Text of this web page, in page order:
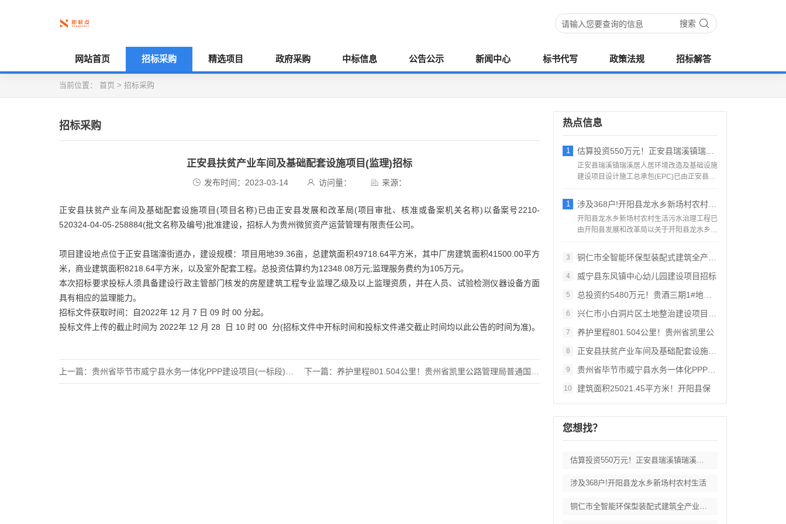
搜索
网站首页 招标采购 精选项目 政府采购 中标信息 公告公示 新闻中心 标书代写 政策法规 招标解答
当前位置： 首页 > 招标采购
招标采购
正安县扶贫产业车间及基础配套设施项目(监理)招标
发布时间：2023-03-14 访问量： 来源：
正安县扶贫产业车间及基础配套设施项目(项目名称)已由正安县发展和改革局(项目审批、核准或备案机关名称)以备案号2210-
520324-04-05-258884(批文名称及编号)批准建设，招标人为贵州微贸资产运营管理有限责任公司。
项目建设地点位于正安县瑞濠街道办，建设规模：项目用地39.36亩，总建筑面积49718.64平方米，其中厂房建筑面积41500.00平方
米，商业建筑面积8218.64平方米，以及室外配套工程。总投资估算约为12348.08万元;监理服务费约为105万元。
本次招标要求投标人须具备建设行政主管部门核发的房屋建筑工程专业监理乙级及以上监理资质，并在人员、试验检测仪器设备方面
具有相应的监理能力。
招标文件获取时间：自2022年 12 月 7 日 09 时 00 分起。
投标文件上传的截止时间为 2022年 12 月 28 日 10 时 00 分(招标文件中开标时间和投标文件递交截止时间均以此公告的时间为准)。
上一篇： 贵州省毕节市威宁县水务一体化PPP建设项目(一标段)勘察招标 下一篇：养护里程801.504公里！贵州省凯里公路管理局普通国省道区
热点信息
1 估算投资550万元！正安县瑞溪镇瑞溪居人
正安县瑞溪镇瑞溪居人居环境改造及基础设施
建设项目设计施工总承包(EPC)已由正安县发
1 涉及368户!开阳县龙水乡新场村农村生活
开阳县龙水乡新场村农村生活污水治理工程已
由开阳县发展和改革局以关于开阳县龙水乡新
3
铜仁市全智能环保型装配式建筑全产业链项目
4 威宁县东风镇中心幼儿园建设项目招标
5 总投资约5480万元！贵酒三期1#地块土
6 兴仁市小白洞片区土地整治建设项目设计、施
7 养护里程801.504公里！贵州省凯里公
8 正安县扶贫产业车间及基础配套设施项目(监
9 贵州省毕节市威宁县水务一体化PPP建设项
10 建筑面积25021.45平方米！开阳县保
您想找？
估算投资550万元！正安县瑞溪镇瑞溪居人
涉及368户!开阳县龙水乡新场村农村生活